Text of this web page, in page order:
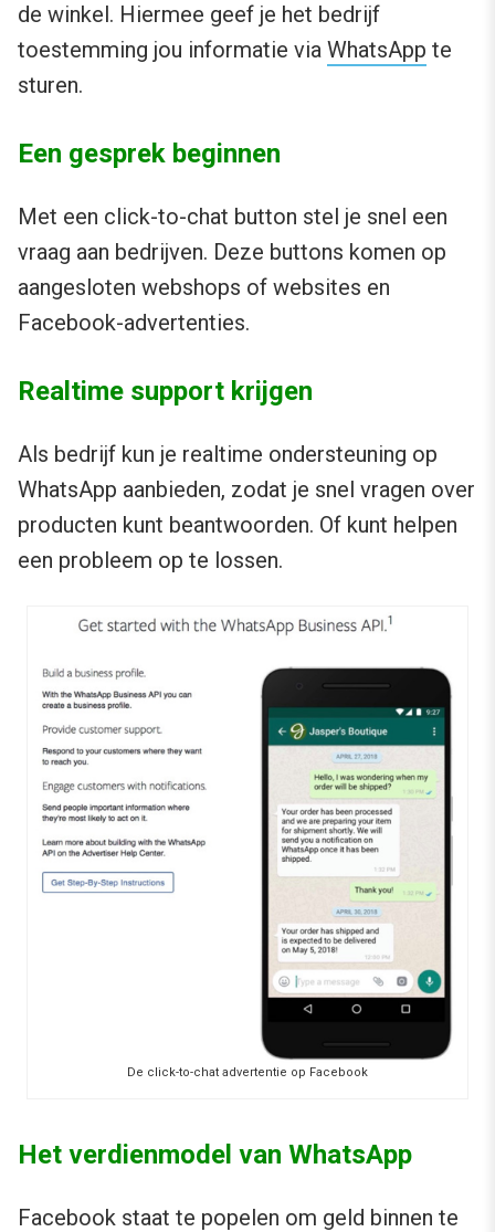
de winkel. Hiermee geef je het bedrijf
toestemming jou informatie via WhatsApp te
sturen.
Een gesprek beginnen
Met een click-to-chat button stel je snel een
vraag aan bedrijven. Deze buttons komen op
aangesloten webshops of websites en
Facebook-advertenties.
Realtime support krijgen
Als bedrijf kun je realtime ondersteuning op
WhatsApp aanbieden, zodat je snel vragen over
producten kunt beantwoorden. Of kunt helpen
een probleem op te lossen.
De click-to-chat advertentie op Facebook
Het verdienmodel van WhatsApp
Facebook staat te popelen om geld binnen te